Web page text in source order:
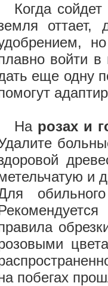
Когда сойдет
оттает,
войти
еще одну
На розах и
и
побегах